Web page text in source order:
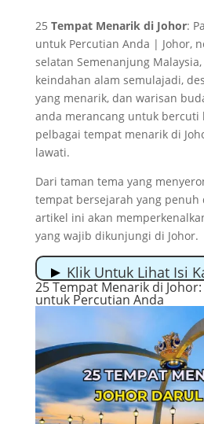
25 Tempat Menarik di Johor:
untuk Percutian Anda | Johor,
selatan Semenanjung
keindahan alam semulajadi,
yang menarik, dan warisan
anda merancang untuk bercuti
pelbagai tempat menarik di
lawati.
Dari taman tema yang
tempat bersejarah yang penuh
artikel ini akan
yang wajib dikunjungi di Johor.
Klik Untuk Lihat Isi
25 Tempat Menarik di
1. Legoland Malaysia
2. Desaru Coast
3. Johor Bahru Old
4. Taman Negara
5. Kota Iskandar
25 Tempat Menarik di
untuk Percutian Anda